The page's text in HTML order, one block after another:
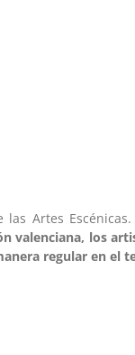
Artes
los
regular en el